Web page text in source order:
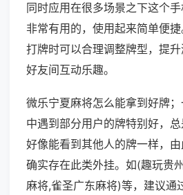
同时应用在很多场景之下这个
非常有用的，使用起来简单便
打牌时可以合理调整牌型，提
好友间互动乐趣。
微乐宁夏麻将怎么能拿到好牌
中遇到部分用户的牌特别好，
好像能看到其他人的牌一样，由
确实存在此类外挂。如(趣玩贵
麻将,雀圣广东麻将)等，建议通